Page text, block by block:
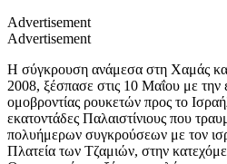
Advertisement
Advertisement
Η σύγκρουση ανάμεσα στη Χαμάς
2008, ξέσπασε στις 10 Μαΐου με
ομοβροντίας ρουκετών προς το
εκατοντάδες Παλαιστίνιους που
πολυήμερων συγκρούσεων με τον
Πλατεία των Τζαμιών, στην